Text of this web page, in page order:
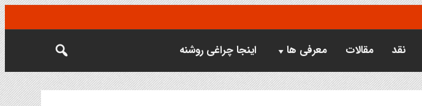
نقد مقالات معرفی ها اینجا چراغی روشنه